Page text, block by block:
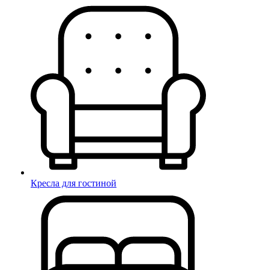
Кресла для гостиной